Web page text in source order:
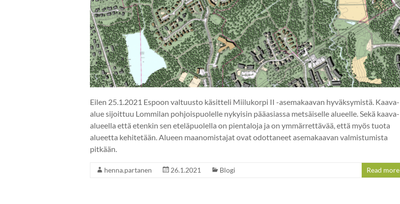
Eilen 25.1.2021 Espoon valtuusto käsitteli Miilukorpi II -asemakaavan hyväksymistä. Kaava-
alue sijoittuu Lommilan pohjoispuolelle nykyisin pääasiassa metsäiselle alueelle. Sekä kaava-
alueella että etenkin sen eteläpuolella on pientaloja ja on ymmärrettävää, että myös tuota
alueetta kehitetään. Alueen maanomistajat ovat odottaneet asemakaavan valmistumista
pitkään.
henna.partanen 26.1.2021 Blogi Read more